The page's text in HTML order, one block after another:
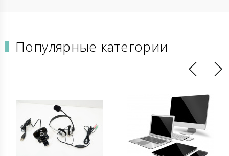
Популярные категории